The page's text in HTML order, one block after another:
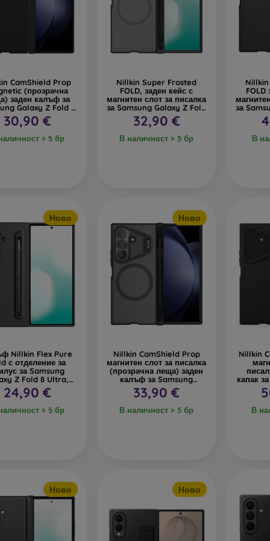
CamShield Prop
(прозрачна
заден калъф за
Galaxy Z Fold 8
Ultra черен
30,90 €
> 5 бр
Nillkin Super Frosted
FOLD, заден кейс с
магнитен слот за писалка
за Samsung Galaxy Z Fold
8 Ultra, прозрачно черен
32,90 €
В наличност > 5 бр
FOLD
за
8
В
Ново
Nillkin Flex Pure
с отделение за
за Samsung
Z Fold 8 Ultra,
черен
24,90 €
> 5 бр
Ново
Nillkin CamShield Prop
магнитен слот за писалка
(прозрачна леща) заден
калъф за Samsung
Galaxy Z Fold 8 Ultra
прозрачно черно
33,90 €
В наличност > 5 бр
Nillkin
капак
В
Ново Ново